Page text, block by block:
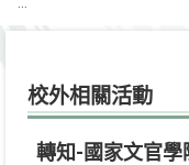
校外相關活動
轉知-國家文官學